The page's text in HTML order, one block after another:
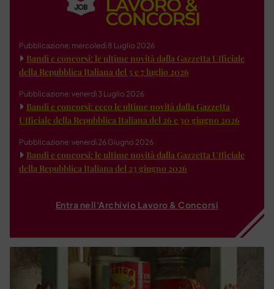
Pubblicazione: mercoledì 8 Luglio 2026
Bandi e concorsi: le ultime novità dalla Gazzetta Ufficiale
della Repubblica Italiana del 3 e 7 luglio 2026
Pubblicazione: venerdì 3 Luglio 2026
Bandi e concorsi: ecco le ultime novità dalla Gazzetta
Ufficiale della Repubblica Italiana del 26 e 30 giugno 2026
Pubblicazione: venerdì 26 Giugno 2026
Bandi e concorsi: le ultime novità dalla Gazzetta Ufficiale
della Repubblica Italiana del 23 giugno 2026
Entra nell'Archivio Lavoro & Concorsi